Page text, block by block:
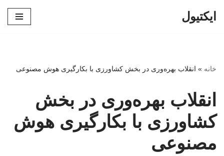
ایکتیول
خانه » انقلاب بهره‌وری در بخش کشاورزی با بکارگیری هوش مصنوعی
انقلاب بهره‌وری در بخش
کشاورزی با بکارگیری هوش
مصنوعی